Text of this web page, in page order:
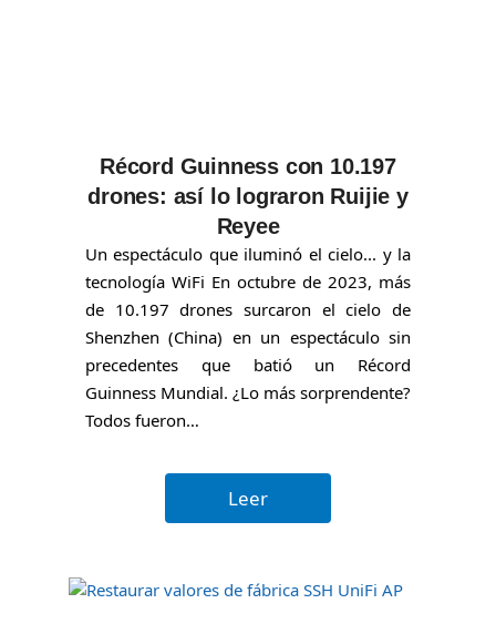
Récord Guinness con 10.197
drones: así lo lograron Ruijie y
Reyee
Un espectáculo que iluminó el cielo... y la
tecnología WiFi En octubre de 2023, más
de 10.197 drones surcaron el cielo de
Shenzhen (China) en un espectáculo sin
precedentes que batió un Récord
Guinness Mundial. ¿Lo más sorprendente?
Todos fueron…
Leer